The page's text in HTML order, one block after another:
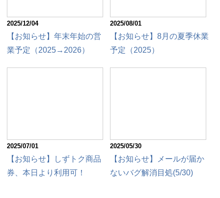
2025/12/04
【お知らせ】年末年始の営
業予定（2025→2026）
2025/08/01
【お知らせ】8月の夏季休業
予定（2025）
2025/07/01
【お知らせ】しずトク商品
券、本日より利用可！
2025/05/30
【お知らせ】メールが届か
ないバグ解消目処(5/30)